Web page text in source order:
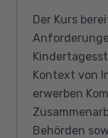
Der Kurs
Kontext von
erwerben
Behörden